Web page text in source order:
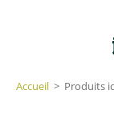
Accueil > Produits